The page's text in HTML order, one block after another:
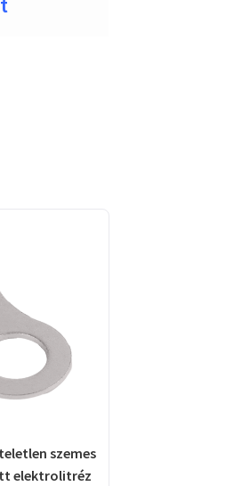
szemes
elektrolitréz